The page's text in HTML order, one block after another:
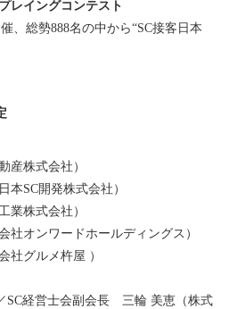
レイングコンテスト
、総勢888名の中から“SC接客日本
株式会社）
SC開発株式会社）
業株式会社）
オンワードホールディングス）
グルメ杵屋 ）
SC経営士会副会長 三輪 美恵（株式